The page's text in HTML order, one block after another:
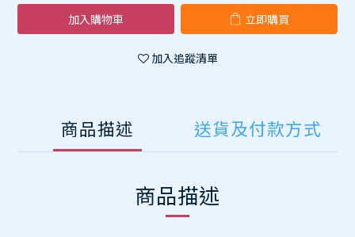
加入購物車 立即購買
加入追蹤清單
商品描述 送貨及付款方式
商品描述